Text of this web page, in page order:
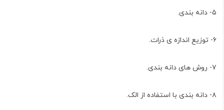
۵- دانه بندی.
۶- توزیع اندازه ی ذرات.
۷- روش های دانه بندی.
۸- دانه بندی با استفاده از الک.